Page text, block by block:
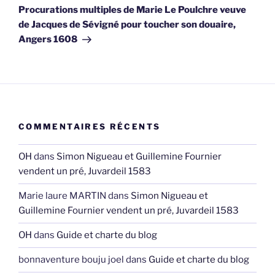
suivant
Procurations multiples de Marie Le Poulchre veuve
de Jacques de Sévigné pour toucher son douaire,
Angers 1608
COMMENTAIRES RÉCENTS
OH dans Simon Nigueau et Guillemine Fournier
vendent un pré, Juvardeil 1583
Marie laure MARTIN dans Simon Nigueau et
Guillemine Fournier vendent un pré, Juvardeil 1583
OH dans Guide et charte du blog
bonnaventure bouju joel dans Guide et charte du blog